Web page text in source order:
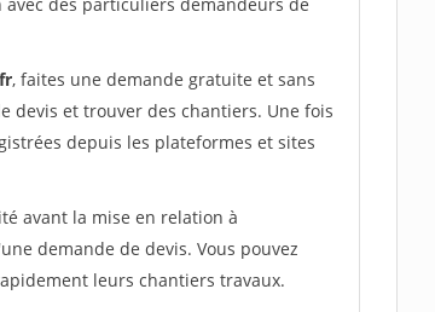
, faites une demande gratuite et sans
devis et trouver des chantiers. Une fois
depuis les plateformes et sites
avant la mise en relation à
demande de devis. Vous pouvez
leurs chantiers travaux.